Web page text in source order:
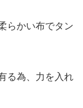
らかい布でタン
る為、力を入れ